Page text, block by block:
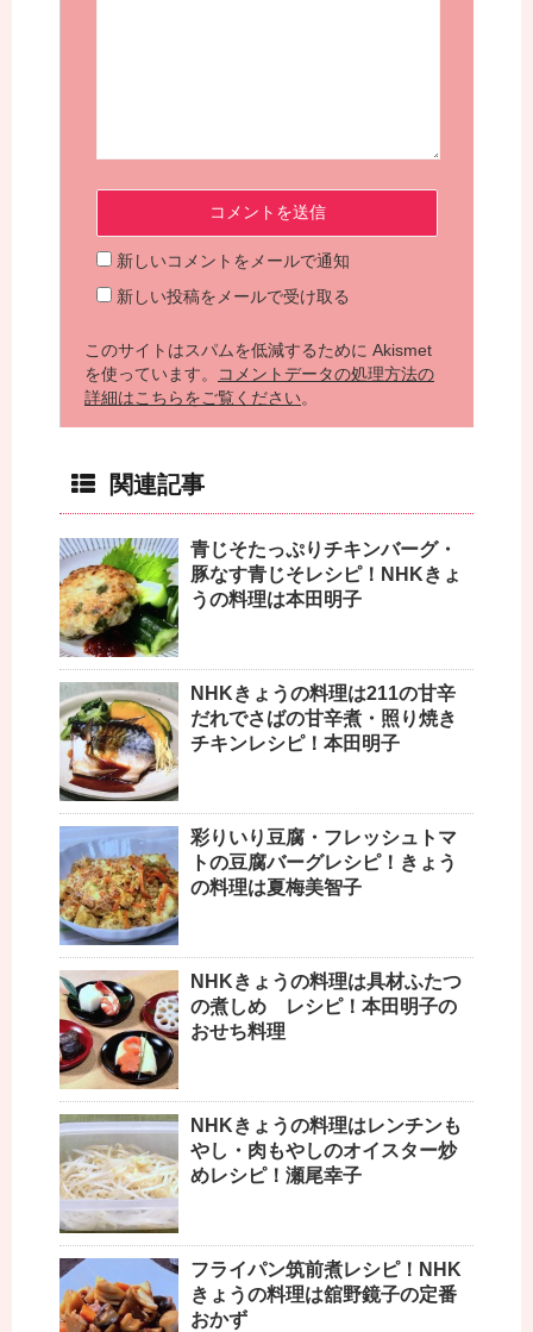
新しいコメントをメールで通知
新しい投稿をメールで受け取る
このサイトはスパムを低減するために Akismet
を使っています。
コメントデータの処理方法の
詳細はこちらをご覧ください。
関連記事
青じそたっぷりチキンバーグ・
豚なす青じそレシピ！NHKきょ
うの料理は本田明子
NHKきょうの料理は211の甘辛
だれでさばの甘辛煮・照り焼き
チキンレシピ！本田明子
彩りいり豆腐・フレッシュトマ
トの豆腐バーグレシピ！きょう
の料理は夏梅美智子
NHKきょうの料理は具材ふたつ
の煮しめ レシピ！本田明子の
おせち料理
NHKきょうの料理はレンチンも
やし・肉もやしのオイスター炒
めレシピ！瀬尾幸子
フライパン筑前煮レシピ！NHK
きょうの料理は舘野鏡子の定番
おかず